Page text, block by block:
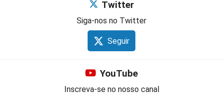
Twitter
Siga-nos no Twitter
Seguir
YouTube
Inscreva-se no nosso canal